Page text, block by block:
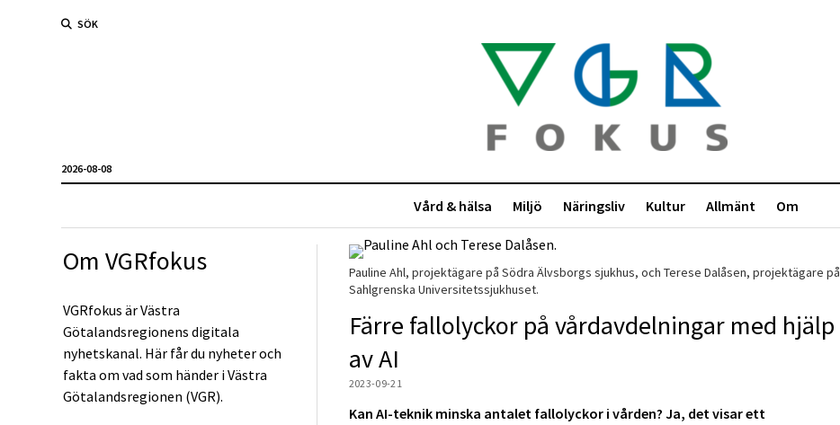
SÖK
2026-08-08
Vård & hälsa Miljö Näringsliv Kultur Allmänt Om
Om VGRfokus
VGRfokus är Västra
Götalandsregionens digitala
nyhetskanal. Här får du nyheter och
fakta om vad som händer i Västra
Götalandsregionen (VGR).
Pauline Ahl, projektägare på Södra Älvsborgs sjukhus, och Terese Dalåsen, projektägare på
Sahlgrenska Universitetssjukhuset.
Färre fallolyckor på vårdavdelningar med hjälp
av AI
2023-09-21
Kan AI-teknik minska antalet fallolyckor i vården? Ja, det visar ett